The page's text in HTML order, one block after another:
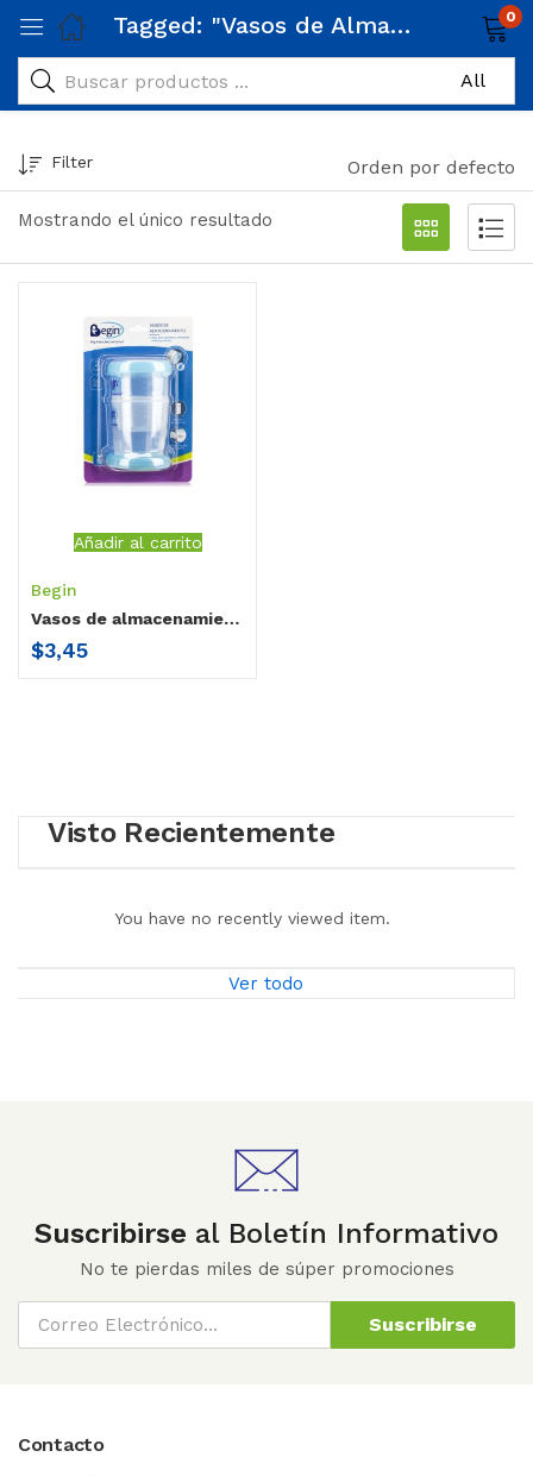
Tagged: "Vasos de Almacenamiento" 0
Mostrando el único resultado
Filter Orden por defecto
Añadir al carrito
Begin
Vasos de almacenamiento 6 oz Begin
$3,45
Visto Recientemente
You have no recently viewed item.
Ver todo
Suscribirse al Boletín Informativo
No te pierdas miles de súper promociones
Suscribirse
Contacto